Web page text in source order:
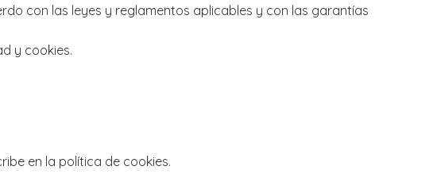
con las leyes y reglamentos aplicables y con las garantías
y cookies.
en la política de cookies.